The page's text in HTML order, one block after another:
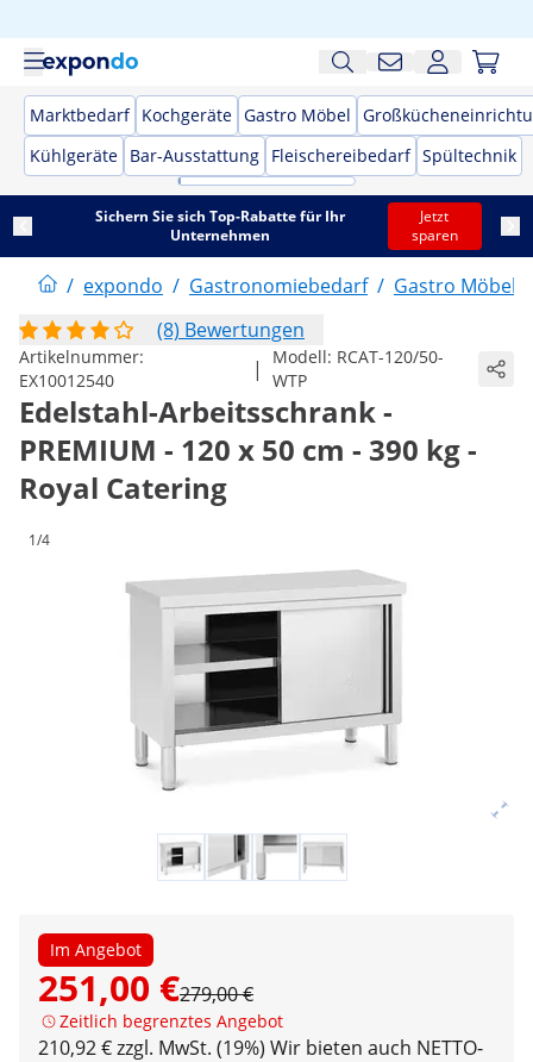
Marktbedarf Kochgeräte Gastro Möbel
Kühlgeräte Bar-Ausstattung Fleischereibedarf Spültechnik
Sichern Sie sich Top-Rabatte für Ihr
Unternehmen
Jetzt
sparen
/ expondo / Gastronomiebedarf / Gastro Möbel
(8) Bewertungen
Artikelnummer:
EX10012540
| Modell: RCAT-120/50-
WTP
Edelstahl-Arbeitsschrank -
PREMIUM - 120 x 50 cm - 390 kg -
Royal Catering
1/4
Im Angebot
251,00 €279,00 €
Zeitlich begrenztes Angebot
210,92 € zzgl. MwSt. (19%) Wir bieten auch NETTO-